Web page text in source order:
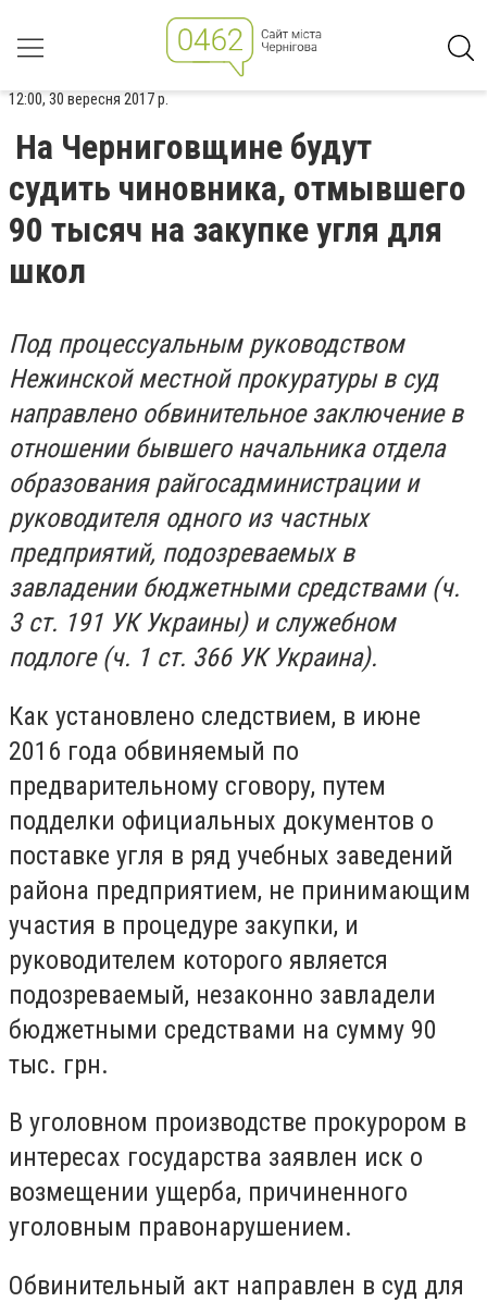
12:00, 30 вересня 2017 р.
На Черниговщине будут
судить чиновника, отмывшего
90 тысяч на закупке угля для
школ
Под процессуальным руководством
Нежинской местной прокуратуры в суд
направлено обвинительное заключение в
отношении бывшего начальника отдела
образования райгосадминистрации и
руководителя одного из частных
предприятий, подозреваемых в
завладении бюджетными средствами (ч.
3 ст. 191 УК Украины) и служебном
подлоге (ч. 1 ст. 366 УК Украина).
Как установлено следствием, в июне
2016 года обвиняемый по
предварительному сговору, путем
подделки официальных документов о
поставке угля в ряд учебных заведений
района предприятием, не принимающим
участия в процедуре закупки, и
руководителем которого является
подозреваемый, незаконно завладели
бюджетными средствами на сумму 90
тыс. грн.
В уголовном производстве прокурором в
интересах государства заявлен иск о
возмещении ущерба, причиненного
уголовным правонарушением.
Обвинительный акт направлен в суд для